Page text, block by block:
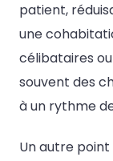
patient,
une
célibataires
souvent des
à un rythme
Un autre